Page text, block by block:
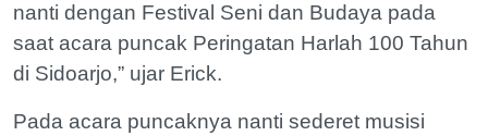
nanti dengan Festival Seni dan Budaya pada
saat acara puncak Peringatan Harlah 100 Tahun
di Sidoarjo,” ujar Erick.
Pada acara puncaknya nanti sederet musisi